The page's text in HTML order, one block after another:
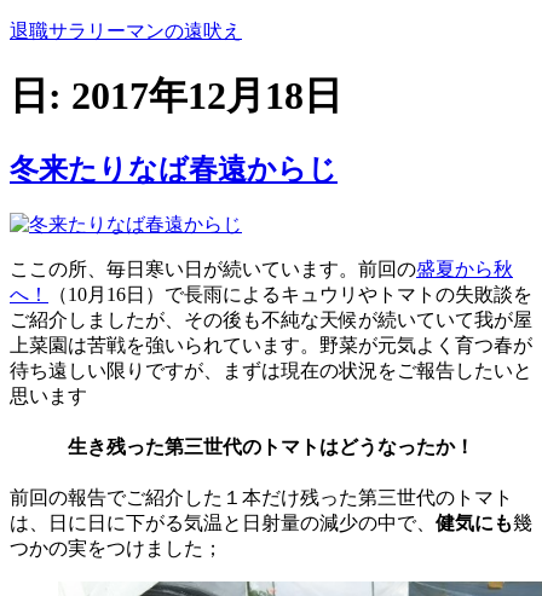
コ
テ
ン
へ
ス
ッ
プ
退職サラリーマンの遠吠え
日: 2017年12月18日
冬来たりなば春遠からじ
ここの所、毎日寒い日が続いています。前回の盛夏から秋
へ！
（10月16日）で長雨によるキュウリやトマトの失敗談を
ご紹介しましたが、その後も不純な天候が続いていて我が屋
上菜園は苦戦を強いられています。野菜が元気よく育つ春が
待ち遠しい限りですが、まずは現在の状況をご報告したいと
思います
生き残った第三世代のトマトはどうなったか！
前回の報告でご紹介した１本だけ残った第三世代のトマト
は、日に日に下がる気温と日射量の減少の中で、 健気にも幾
つかの実をつけました；